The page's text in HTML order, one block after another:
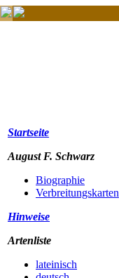
Startseite
August F. Schwarz
Biographie
Verbreitungskarten
Hinweise
Artenliste
lateinisch